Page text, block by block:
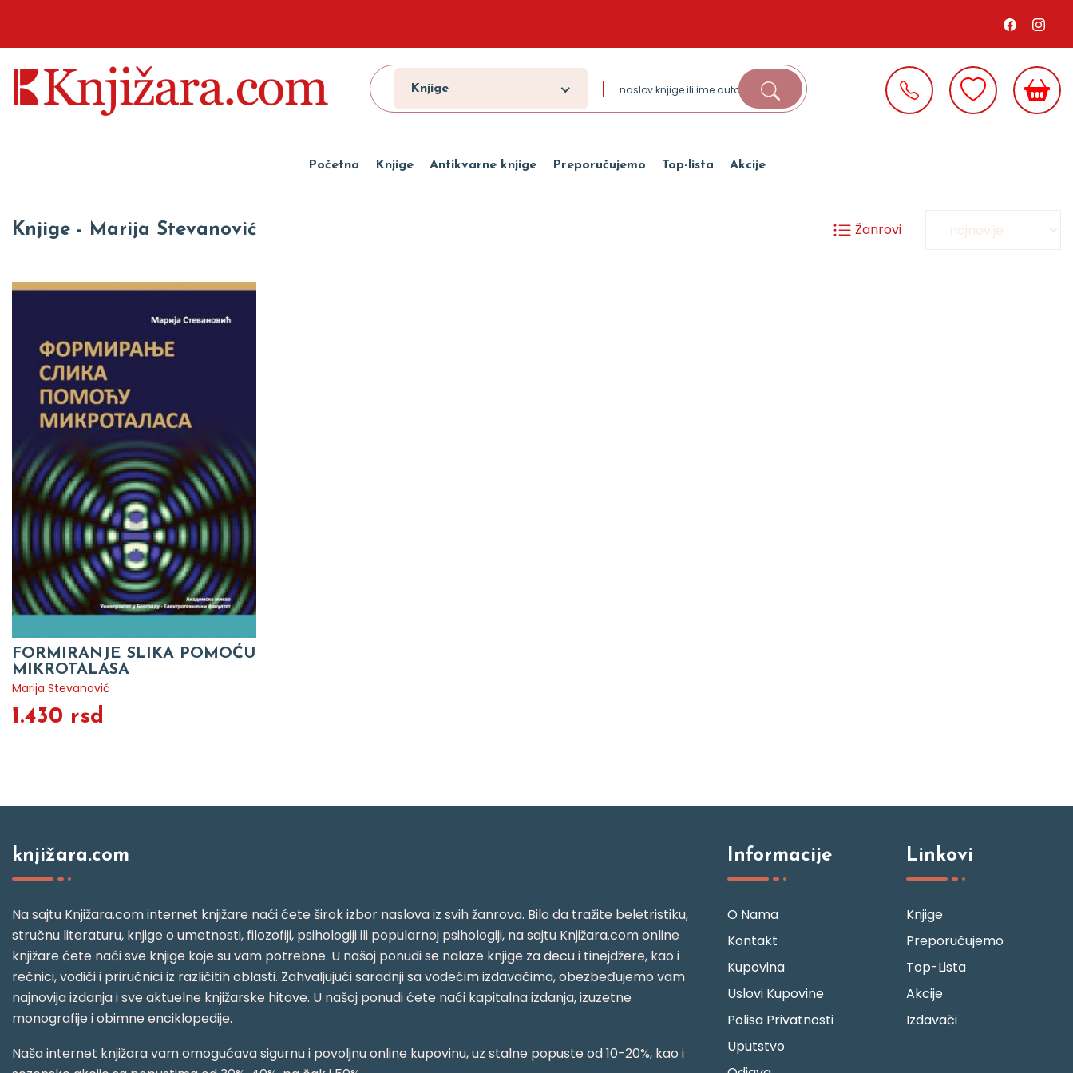
Knjige
Početna Knjige Antikvarne knjige Preporučujemo Top-lista Akcije
Knjige - Marija Stevanović Žanrovi
FORMIRANJE SLIKA POMOĆU
MIKROTALASA
Marija Stevanović
1.430 rsd
knjižara.com
Na sajtu Knjižara.com internet knjižare naći ćete širok izbor naslova iz svih žanrova. Bilo da tražite beletristiku,
stručnu literaturu, knjige o umetnosti, filozofiji, psihologiji ili popularnoj psihologiji, na sajtu Knjižara.com online
knjižare ćete naći sve knjige koje su vam potrebne. U našoj ponudi se nalaze knjige za decu i tinejdžere, kao i
rečnici, vodiči i priručnici iz različitih oblasti. Zahvaljujući saradnji sa vodećim izdavačima, obezbeđujemo vam
najnovija izdanja i sve aktuelne knjižarske hitove. U našoj ponudi ćete naći kapitalna izdanja, izuzetne
monografije i obimne enciklopedije.
Naša internet knjižara vam omogućava sigurnu i povoljnu online kupovinu, uz stalne popuste od 10-20%, kao i
Informacije
O Nama
Kontakt
Kupovina
Uslovi Kupovine
Polisa Privatnosti
Uputstvo
Linkovi
Knjige
Preporučujemo
Top-Lista
Akcije
Izdavači